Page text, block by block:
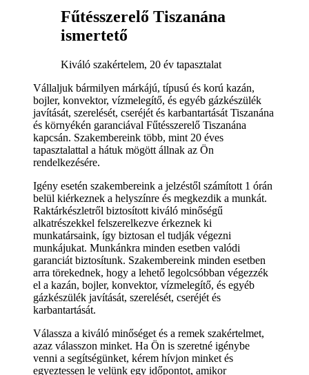
Fűtésszerelő Tiszanána
ismertető
Kiváló szakértelem, 20 év tapasztalat
Vállaljuk bármilyen márkájú, típusú és korú kazán,
bojler, konvektor, vízmelegítő, és egyéb gázkészülék
javítását, szerelését, cseréjét és karbantartását Tiszanána
és környékén garanciával Fűtésszerelő Tiszanána
kapcsán. Szakembereink több, mint 20 éves
tapasztalattal a hátuk mögött állnak az Ön
rendelkezésére.
Igény esetén szakembereink a jelzéstől számított 1 órán
belül kiérkeznek a helyszínre és megkezdik a munkát.
Raktárkészletről biztosított kiváló minőségű
alkatrészekkel felszerelkezve érkeznek ki
munkatársaink, így biztosan el tudják végezni
munkájukat. Munkánkra minden esetben valódi
garanciát biztosítunk. Szakembereink minden esetben
arra törekednek, hogy a lehető legolcsóbban végezzék
el a kazán, bojler, konvektor, vízmelegítő, és egyéb
gázkészülék javítását, szerelését, cseréjét és
karbantartását.
Válassza a kiváló minőséget és a remek szakértelmet,
azaz válasszon minket. Ha Ön is szeretné igénybe
venni a segítségünket, kérem hívjon minket és
egyeztessen le velünk egy időpontot, amikor